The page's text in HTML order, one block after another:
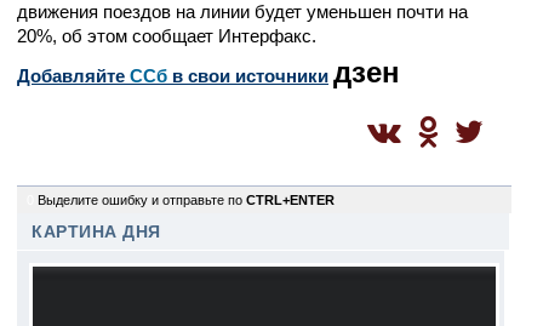
движения поездов на линии будет уменьшен почти на
20%, об этом сообщает Интерфакс.
Добавляйте CСб в свои источники дзен
Выделите ошибку и отправьте по CTRL+ENTER
КАРТИНА ДНЯ